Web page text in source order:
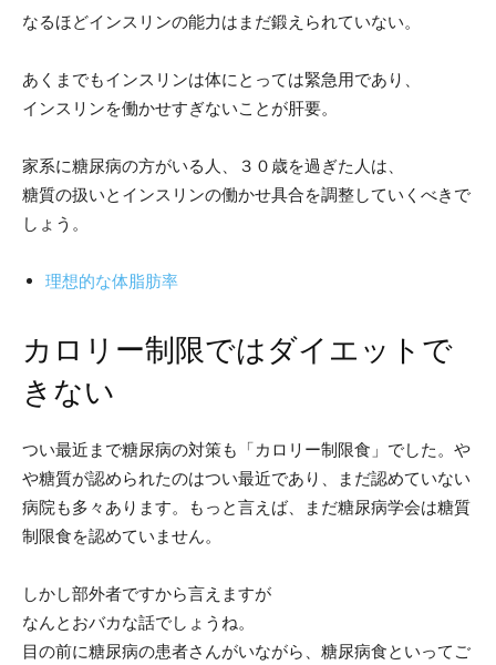
なるほどインスリンの能力はまだ鍛えられていない。
あくまでもインスリンは体にとっては緊急用であり、
インスリンを働かせすぎないことが肝要。
家系に糖尿病の方がいる人、３０歳を過ぎた人は、
糖質の扱いとインスリンの働かせ具合を調整していくべきで
しょう。
理想的な体脂肪率
カロリー制限ではダイエットで
きない
つい最近まで糖尿病の対策も「カロリー制限食」でした。や
や糖質が認められたのはつい最近であり、まだ認めていない
病院も多々あります。もっと言えば、まだ糖尿病学会は糖質
制限食を認めていません。
しかし部外者ですから言えますが
なんとおバカな話でしょうね。
目の前に糖尿病の患者さんがいながら、糖尿病食といってご